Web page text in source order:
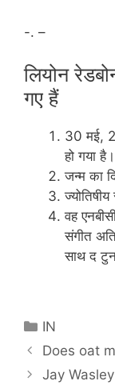
-. –
लियोन
गए हैं
30 मई,
हो गया है।
जन्म का
वह
संगीत
साथ द
Categories
IN
Does oat
Jay